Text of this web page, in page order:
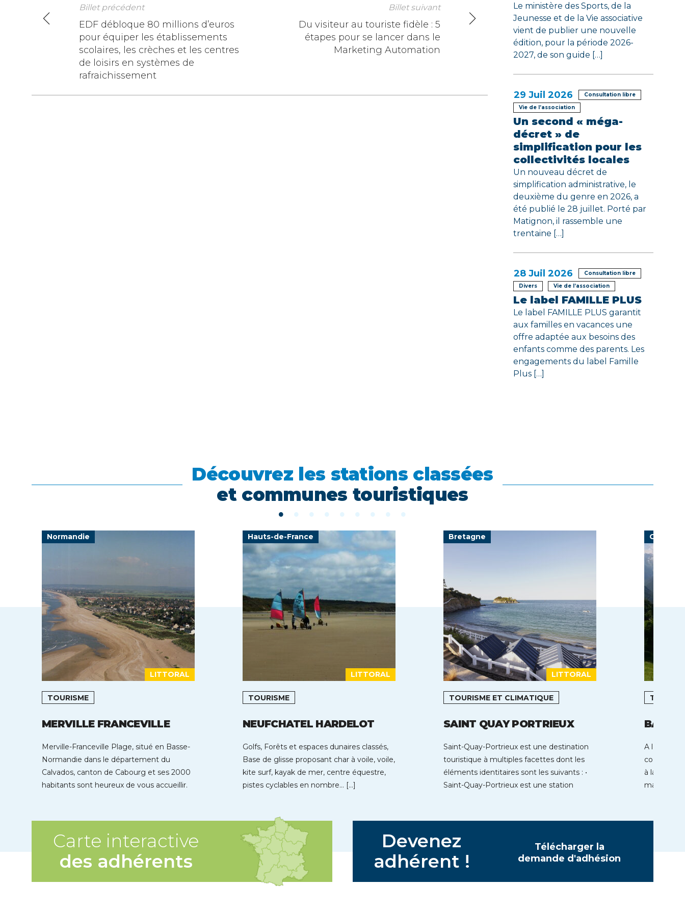
Navigation
l’article
Billet précédent
EDF débloque 80 millions d’euros
pour équiper les établissements
scolaires, les crèches et les centres
de loisirs en systèmes de
rafraichissement
Billet suivant
Du visiteur au touriste fidèle : 5
étapes pour se lancer dans le
Marketing Automation
Le ministère des Sports, de la
Jeunesse et de la Vie associative
vient de publier une nouvelle
édition, pour la période 2026-
2027, de son guide […]
29 Juil 2026
Consultation libre
Vie de l’association
Un second « méga-
décret » de
simplification pour les
collectivités locales
Un nouveau décret de
simplification administrative, le
deuxième du genre en 2026, a
été publié le 28 juillet. Porté par
Matignon, il rassemble une
trentaine […]
28 Juil 2026
Consultation libre
Divers
Vie de l’association
Le label FAMILLE PLUS
Le label FAMILLE PLUS garantit
aux familles en vacances une
offre adaptée aux besoins des
enfants comme des parents. Les
engagements du label Famille
Plus […]
Découvrez les stations classées
et communes touristiques
Normandie
LITTORAL
TOURISME
MERVILLE FRANCEVILLE
Merville-Franceville Plage, situé en Basse-
Normandie dans le département du
Calvados, canton de Cabourg et ses 2000
habitants sont heureux de vous accueillir.
Hauts-de-France
LITTORAL
TOURISME
NEUFCHATEL HARDELOT
Golfs, Forêts et espaces dunaires classés,
Base de glisse proposant char à voile, voile,
kite surf, kayak de mer, centre équestre,
pistes cyclables en nombre… […]
Bretagne
LITTORAL
TOURISME ET CLIMATIQUE
SAINT QUAY PORTRIEUX
Saint-Quay-Portrieux est une destination
touristique à multiples facettes dont les
éléments identitaires sont les suivants : •
Saint-Quay-Portrieux est une station
A
coeur des
à la
Carte interactive
des adhérents
Devenez
adhérent !
Télécharger la
demande d'adhésion